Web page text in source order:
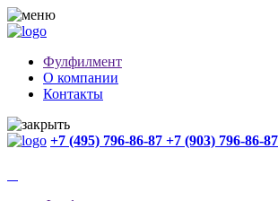
Фулфилмент
О компании
Контакты
+7 (495) 796-86-87 +7 (903) 796-86-87